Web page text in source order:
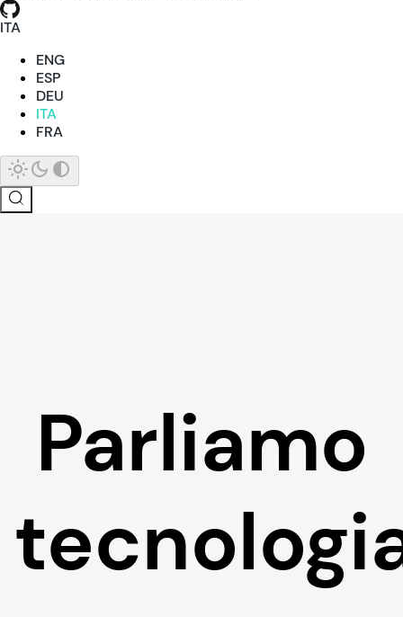
ITA
ENG
ESP
DEU
ITA
FRA
Parliamo